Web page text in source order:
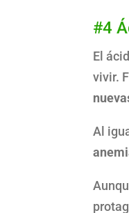
#4
El
vivir.
Al